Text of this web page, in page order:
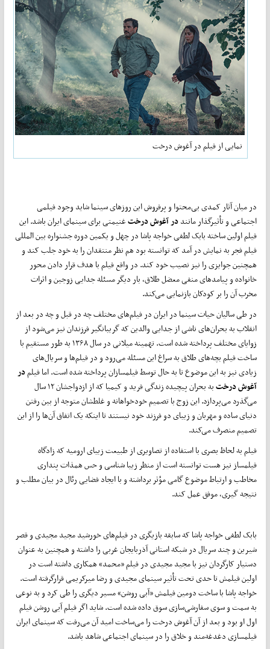
نمایی از فیلم در آغوش درخت
در میان آثار کمدی بی‌محتوا و پرفروش این روزهای سینما شاید وجود فیلمی
اجتماعی و تأثیرگذار ماننددر آغوش درختغنیمتی برای سینمای ایران باشد. این
فیلم اولین ساخته بابک لطفی خواجه پاشا در چهل و یکمین دوره جشنواره بین المللی
فیلم فجر به نمایش در آمد که توانسته بود هم نظر منتقدان را به خود جلب کند و
همچنین جوایزی را نیز نصیب خود کند. در واقع فیلم با هدف قرار دادن محور
خانواده و پیامدهای منفی معضل طلاق، بار دیگر مسئله جدایی زوجین و اثرات
مخرب آن را بر کودکان بازنمایی می‌کند.
در طی سالیان حیات سینما در ایران در فیلم‌های مختلف چه در قبل و چه در بعد از
انقلاب به بحران‌های ناشی از جدایی والدین که گریبانگیر فرزندان نیز می‌شود از
زوایای مختلف پرداخته شده است. تهمینه میلانی در سال ۱۳۶۸ به طور مستقیم با
ساخت فیلم بچه‌های طلاق به سراغ این مسئله می‌رود و در فیلم‌ها و سریال‌های
زیادی نیز به این موضوع تا به حال توسط فیلمسازان پرداخته شده است. اما فیلمدر
آغوش درخت
به بحران پیچیده زندگی فرید و کیمیا که از ازدواجشان ۱۲ سال
می‌گذرد می‌پردازد. این زوج با تصمیم خودخواهانه و غلطشان متوجه از بین رفتن
دنیای ساده و مهربان و زیبای دو فرزند خود نیستند تا اینکه یک اتفاق آن‌ها را از این
تصمیم منصرف می‌کند.
فیلم به لحاظ بصری با استفاده از تصاویری از طبیعت زیبای ارومیه که زادگاه
فیلمساز نیز هست توانسته است از منظر زیبا شناسی و حس همذات پنداری
مخاطب و ارتباط موضوع گامی مؤثر برداشته و با ایجاد فضایی رئال در بیان مطلب و
نتیجه گیری، موفق عمل کند.
بابک لطفی خواجه پاشا که سابقه بازیگری در فیلم‌های خورشید مجید مجیدی و قصر
شیرین و چند سریال در شبکه استانی آذربایجان غربی را داشته و همچنین به عنوان
دستیار کارگردان نیز با مجید مجیدی در فیلم «محمد» همکاری داشته است در
اولین فیلمش تا حدی تحت تأثیر سینمای مجیدی و رضا میرکریمی قرارگرفته است.
خواجه پاشا با ساخت دومین فیلمش «آبی روشن» مسیر دیگری را طی کرد و به نوعی
به سمت و سوی سفارشی‌سازی سوق داده شده است. شاید اگر فیلم آبی روشن فیلم
اول او بود و بعد از آن آغوش درخت را می‌ساخت امید آن می‌رفت که سینمای ایران
فیلمسازی دغدغه‌مند و خلاق را در سینمای اجتماعی شاهد باشد.